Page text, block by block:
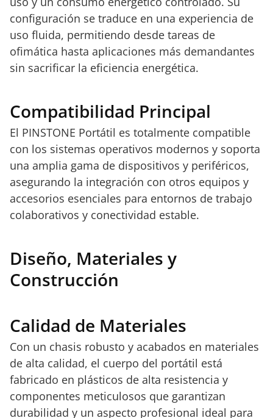
configuración se traduce en una experiencia de
uso fluida, permitiendo desde tareas de
ofimática hasta aplicaciones más demandantes
sin sacrificar la eficiencia energética.
Compatibilidad Principal
El PINSTONE Portátil es totalmente compatible
con los sistemas operativos modernos y soporta
una amplia gama de dispositivos y periféricos,
asegurando la integración con otros equipos y
accesorios esenciales para entornos de trabajo
colaborativos y conectividad estable.
Diseño, Materiales y
Construcción
Calidad de Materiales
Con un chasis robusto y acabados en materiales
de alta calidad, el cuerpo del portátil está
fabricado en plásticos de alta resistencia y
componentes meticulosos que garantizan
durabilidad y un aspecto profesional ideal para